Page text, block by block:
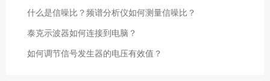
什么是信噪比？频谱分析仪如何测量信噪比？
泰克示波器如何连接到电脑？
如何调节信号发生器的电压有效值？